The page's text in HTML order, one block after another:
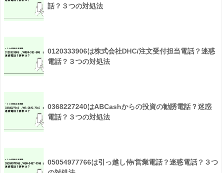
話？３つの対処法
0120333906は株式会社DHC/注文受付担当電話？迷惑
電話？３つの対処法
0368227240はABCashからの投資の勧誘電話？迷惑
電話？３つの対処法
05054977766は引っ越し侍/営業電話？迷惑電話？３つ